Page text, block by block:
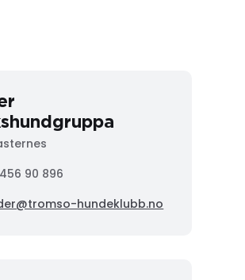
90 896
hundeklubb.no